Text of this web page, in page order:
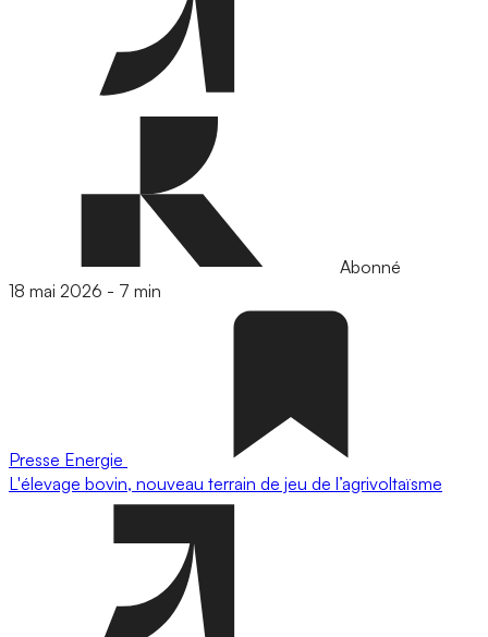
Abonné
18 mai 2026 - 7 min
Presse Energie
L'élevage bovin, nouveau terrain de jeu de l’agrivoltaïsme